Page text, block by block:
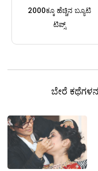
2000ಕ್ಕೂ ಹೆಚ್ಚಿನ ಬ್ಯೂಟಿ
ಟಿಪ್ಸ್
ಬೇರೆ